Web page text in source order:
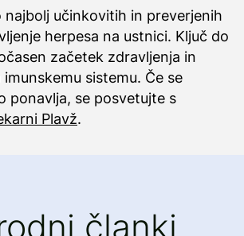
najbolj učinkovitih in preverjenih
herpesa na ustnici. Ključ do
začetek zdravljenja in
sistemu. Če se
ponavlja, se posvetujte s
Plavž.
članki